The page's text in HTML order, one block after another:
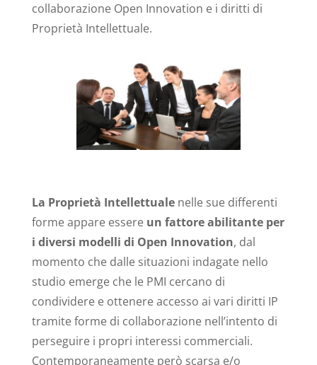
collaborazione Open Innovation e i diritti di
Proprietà Intellettuale.
La Proprietà Intellettualenelle sue differenti
forme appare essere un fattore abilitante per
i diversi modelli di Open Innovation, dal
momento che dalle situazioni indagate nello
studio emerge che le PMI cercano di
condividere e ottenere accesso ai vari diritti IP
tramite forme di collaborazione nell’intento di
perseguire i propri interessi commerciali.
Contemporaneamente però scarsa e/o